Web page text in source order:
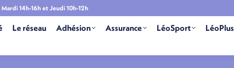
Mardi 14h-16h et Jeudi 10h-12h
Le réseau Adhésion Assurance LéoSport LéoPlus